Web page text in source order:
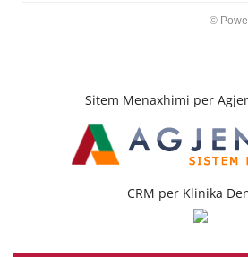
©
Sitem Menaxhimi per
CRM per Klinika